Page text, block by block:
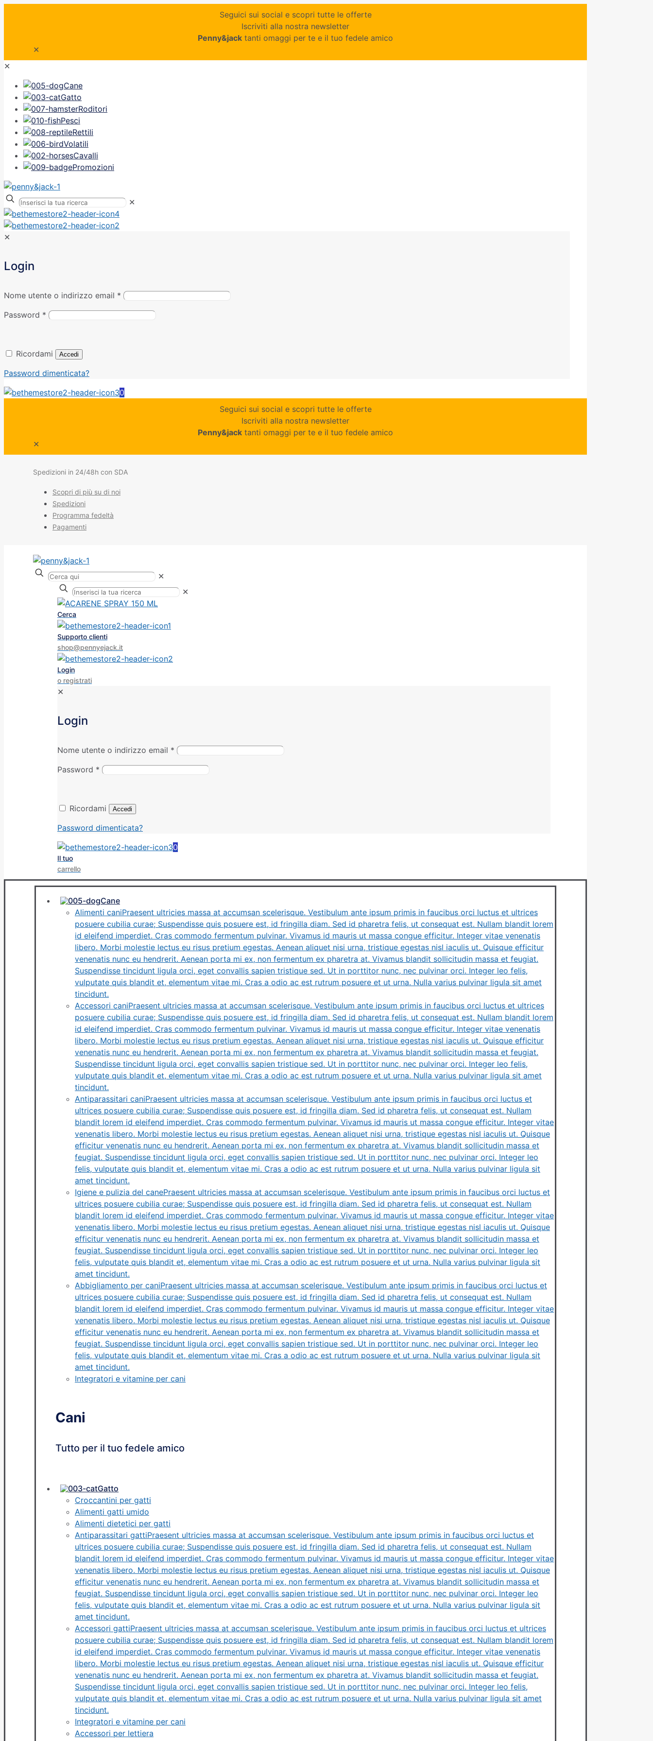
Seguici sui social e scopri tutte le offerte
Iscriviti alla nostra newsletter
Penny&jack tanti omaggi per te e il tuo fedele amico
✕
✕
Cane
Gatto
Roditori
Pesci
Rettili
Volatili
Cavalli
Promozioni
✕
✕
Login
Nome utente o indirizzo email *
Password *
Ricordami Accedi
Password dimenticata?
0
Seguici sui social e scopri tutte le offerte
Iscriviti alla nostra newsletter
Penny&jack tanti omaggi per te e il tuo fedele amico
✕
Spedizioni in 24/48h con SDA
Scopri di più su di noi
Spedizioni
Programma fedeltà
Pagamenti
✕
✕
Cerca
Supporto clienti
shop@pennyejack.it
Login
o registrati
✕
Login
Nome utente o indirizzo email *
Password *
Ricordami Accedi
Password dimenticata?
0
Il tuo
carrello
Cane
Alimenti caniPraesent ultricies massa at accumsan scelerisque. Vestibulum ante ipsum primis in faucibus orci luctus et ultrices
posuere cubilia curae; Suspendisse quis posuere est, id fringilla diam. Sed id pharetra felis, ut consequat est. Nullam blandit lorem
id eleifend imperdiet. Cras commodo fermentum pulvinar. Vivamus id mauris ut massa congue efficitur. Integer vitae venenatis
libero. Morbi molestie lectus eu risus pretium egestas. Aenean aliquet nisi urna, tristique egestas nisl iaculis ut. Quisque efficitur
venenatis nunc eu hendrerit. Aenean porta mi ex, non fermentum ex pharetra at. Vivamus blandit sollicitudin massa et feugiat.
Suspendisse tincidunt ligula orci, eget convallis sapien tristique sed. Ut in porttitor nunc, nec pulvinar orci. Integer leo felis,
vulputate quis blandit et, elementum vitae mi. Cras a odio ac est rutrum posuere et ut urna. Nulla varius pulvinar ligula sit amet
tincidunt.
Accessori caniPraesent ultricies massa at accumsan scelerisque. Vestibulum ante ipsum primis in faucibus orci luctus et ultrices
posuere cubilia curae; Suspendisse quis posuere est, id fringilla diam. Sed id pharetra felis, ut consequat est. Nullam blandit lorem
id eleifend imperdiet. Cras commodo fermentum pulvinar. Vivamus id mauris ut massa congue efficitur. Integer vitae venenatis
libero. Morbi molestie lectus eu risus pretium egestas. Aenean aliquet nisi urna, tristique egestas nisl iaculis ut. Quisque efficitur
venenatis nunc eu hendrerit. Aenean porta mi ex, non fermentum ex pharetra at. Vivamus blandit sollicitudin massa et feugiat.
Suspendisse tincidunt ligula orci, eget convallis sapien tristique sed. Ut in porttitor nunc, nec pulvinar orci. Integer leo felis,
vulputate quis blandit et, elementum vitae mi. Cras a odio ac est rutrum posuere et ut urna. Nulla varius pulvinar ligula sit amet
tincidunt.
Antiparassitari caniPraesent ultricies massa at accumsan scelerisque. Vestibulum ante ipsum primis in faucibus orci luctus et
ultrices posuere cubilia curae; Suspendisse quis posuere est, id fringilla diam. Sed id pharetra felis, ut consequat est. Nullam
blandit lorem id eleifend imperdiet. Cras commodo fermentum pulvinar. Vivamus id mauris ut massa congue efficitur. Integer vitae
venenatis libero. Morbi molestie lectus eu risus pretium egestas. Aenean aliquet nisi urna, tristique egestas nisl iaculis ut. Quisque
efficitur venenatis nunc eu hendrerit. Aenean porta mi ex, non fermentum ex pharetra at. Vivamus blandit sollicitudin massa et
feugiat. Suspendisse tincidunt ligula orci, eget convallis sapien tristique sed. Ut in porttitor nunc, nec pulvinar orci. Integer leo
felis, vulputate quis blandit et, elementum vitae mi. Cras a odio ac est rutrum posuere et ut urna. Nulla varius pulvinar ligula sit
amet tincidunt.
Igiene e pulizia del canePraesent ultricies massa at accumsan scelerisque. Vestibulum ante ipsum primis in faucibus orci luctus et
ultrices posuere cubilia curae; Suspendisse quis posuere est, id fringilla diam. Sed id pharetra felis, ut consequat est. Nullam
blandit lorem id eleifend imperdiet. Cras commodo fermentum pulvinar. Vivamus id mauris ut massa congue efficitur. Integer vitae
venenatis libero. Morbi molestie lectus eu risus pretium egestas. Aenean aliquet nisi urna, tristique egestas nisl iaculis ut. Quisque
efficitur venenatis nunc eu hendrerit. Aenean porta mi ex, non fermentum ex pharetra at. Vivamus blandit sollicitudin massa et
feugiat. Suspendisse tincidunt ligula orci, eget convallis sapien tristique sed. Ut in porttitor nunc, nec pulvinar orci. Integer leo
felis, vulputate quis blandit et, elementum vitae mi. Cras a odio ac est rutrum posuere et ut urna. Nulla varius pulvinar ligula sit
amet tincidunt.
Abbigliamento per caniPraesent ultricies massa at accumsan scelerisque. Vestibulum ante ipsum primis in faucibus orci luctus et
ultrices posuere cubilia curae; Suspendisse quis posuere est, id fringilla diam. Sed id pharetra felis, ut consequat est. Nullam
blandit lorem id eleifend imperdiet. Cras commodo fermentum pulvinar. Vivamus id mauris ut massa congue efficitur. Integer vitae
venenatis libero. Morbi molestie lectus eu risus pretium egestas. Aenean aliquet nisi urna, tristique egestas nisl iaculis ut. Quisque
efficitur venenatis nunc eu hendrerit. Aenean porta mi ex, non fermentum ex pharetra at. Vivamus blandit sollicitudin massa et
feugiat. Suspendisse tincidunt ligula orci, eget convallis sapien tristique sed. Ut in porttitor nunc, nec pulvinar orci. Integer leo
felis, vulputate quis blandit et, elementum vitae mi. Cras a odio ac est rutrum posuere et ut urna. Nulla varius pulvinar ligula sit
amet tincidunt.
Integratori e vitamine per cani
Cani
Tutto per il tuo fedele amico
Gatto
Croccantini per gatti
Alimenti gatti umido
Alimenti dietetici per gatti
Antiparassitari gattiPraesent ultricies massa at accumsan scelerisque. Vestibulum ante ipsum primis in faucibus orci luctus et
ultrices posuere cubilia curae; Suspendisse quis posuere est, id fringilla diam. Sed id pharetra felis, ut consequat est. Nullam
blandit lorem id eleifend imperdiet. Cras commodo fermentum pulvinar. Vivamus id mauris ut massa congue efficitur. Integer vitae
venenatis libero. Morbi molestie lectus eu risus pretium egestas. Aenean aliquet nisi urna, tristique egestas nisl iaculis ut. Quisque
efficitur venenatis nunc eu hendrerit. Aenean porta mi ex, non fermentum ex pharetra at. Vivamus blandit sollicitudin massa et
feugiat. Suspendisse tincidunt ligula orci, eget convallis sapien tristique sed. Ut in porttitor nunc, nec pulvinar orci. Integer leo
felis, vulputate quis blandit et, elementum vitae mi. Cras a odio ac est rutrum posuere et ut urna. Nulla varius pulvinar ligula sit
amet tincidunt.
Accessori gattiPraesent ultricies massa at accumsan scelerisque. Vestibulum ante ipsum primis in faucibus orci luctus et ultrices
posuere cubilia curae; Suspendisse quis posuere est, id fringilla diam. Sed id pharetra felis, ut consequat est. Nullam blandit lorem
id eleifend imperdiet. Cras commodo fermentum pulvinar. Vivamus id mauris ut massa congue efficitur. Integer vitae venenatis
libero. Morbi molestie lectus eu risus pretium egestas. Aenean aliquet nisi urna, tristique egestas nisl iaculis ut. Quisque efficitur
venenatis nunc eu hendrerit. Aenean porta mi ex, non fermentum ex pharetra at. Vivamus blandit sollicitudin massa et feugiat.
Suspendisse tincidunt ligula orci, eget convallis sapien tristique sed. Ut in porttitor nunc, nec pulvinar orci. Integer leo felis,
vulputate quis blandit et, elementum vitae mi. Cras a odio ac est rutrum posuere et ut urna. Nulla varius pulvinar ligula sit amet
tincidunt.
Integratori e vitamine per cani
Accessori per lettiera